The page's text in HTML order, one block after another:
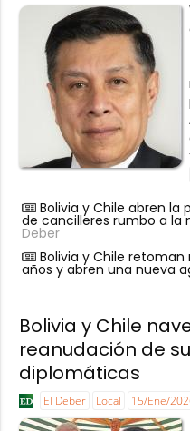
Bolivia y Chile abren la
de cancilleres rumbo a la
Deber
Bolivia y Chile
años y abren una nueva
Bolivia y Chile
reanudación de
diplomáticas
El Deber Local 15/Ene/